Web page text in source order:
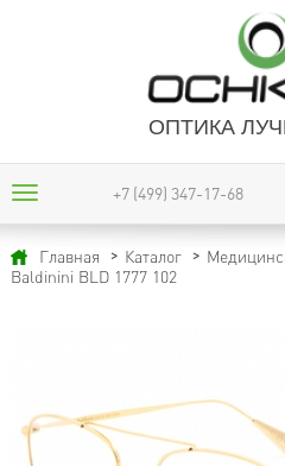
ОПТИКА
+7 (499) 347-17-68
Главная Каталог
Baldinini BLD 1777 102